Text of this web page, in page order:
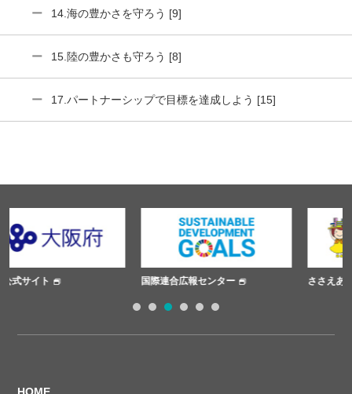
14.海の豊かさを守ろう [9]
15.陸の豊かさも守ろう [8]
17.パートナーシップで目標を達成しよう [15]
国際連合広報センター ささえあいプロジェクト